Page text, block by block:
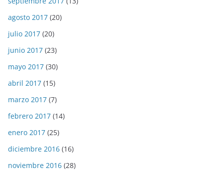
agosto 2017 (20)
julio 2017 (20)
junio 2017 (23)
mayo 2017 (30)
abril 2017 (15)
marzo 2017 (7)
febrero 2017 (14)
enero 2017 (25)
diciembre 2016 (16)
noviembre 2016 (28)